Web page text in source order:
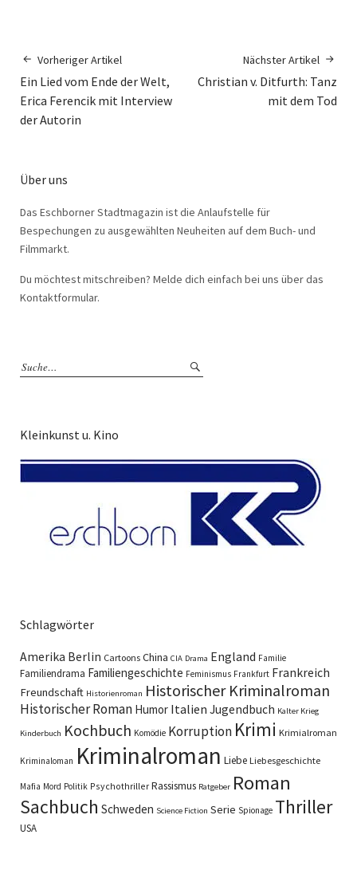
Vorheriger Artikel
Ein Lied vom Ende der Welt,
Erica Ferencik mit Interview
der Autorin
Nächster Artikel
Christian v. Ditfurth: Tanz
mit dem Tod
Über uns
Das Eschborner Stadtmagazin ist die Anlaufstelle für
Bespechungen zu ausgewählten Neuheiten auf dem Buch- und
Filmmarkt.
Du möchtest mitschreiben? Melde dich einfach bei uns über das
Kontaktformular.
Kleinkunst u. Kino
Schlagwörter
Amerika Berlin Cartoons China CIA Drama England Familie
Familiendrama Familiengeschichte Feminismus Frankfurt Frankreich
Freundschaft Historienroman Historischer Kriminalroman
Historischer Roman Humor Italien Jugendbuch Kalter Krieg
Kinderbuch Kochbuch Komödie Korruption Krimi Krimialroman
Kriminaloman Kriminalroman Liebe Liebesgeschichte
Mafia Mord Politik Psychothriller Rassismus Ratgeber Roman
Sachbuch Schweden Science Fiction Serie Spionage Thriller
USA